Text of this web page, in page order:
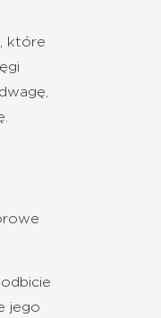
które
jego